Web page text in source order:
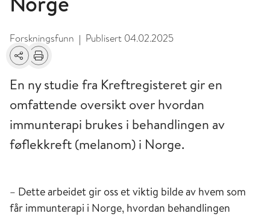
Forskningsfunn | Publisert 04.02.2025
Del Skriv ut
En ny studie fra Kreftregisteret gir en
omfattende oversikt over hvordan
immunterapi brukes i behandlingen av
føflekkreft (melanom) i Norge.
– Dette arbeidet gir oss et viktig bilde av hvem som
får immunterapi i Norge, hvordan behandlingen